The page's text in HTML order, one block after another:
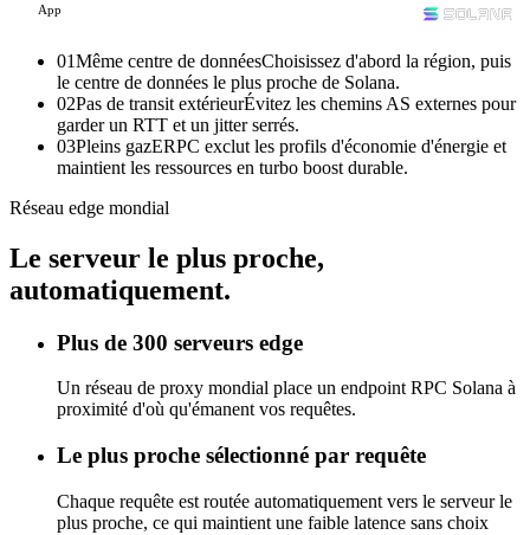
App
01Même centre de donnéesChoisissez d'abord la région, puis
le centre de données le plus proche de Solana.
02Pas de transit extérieurÉvitez les chemins AS externes pour
garder un RTT et un jitter serrés.
03Pleins gazERPC exclut les profils d'économie d'énergie et
maintient les ressources en turbo boost durable.
Réseau edge mondial
Le serveur le plus proche,
automatiquement.
Plus de 300 serveurs edge
Un réseau de proxy mondial place un endpoint RPC Solana à
proximité d'où qu'émanent vos requêtes.
Le plus proche sélectionné par requête
Chaque requête est routée automatiquement vers le serveur le
plus proche, ce qui maintient une faible latence sans choix